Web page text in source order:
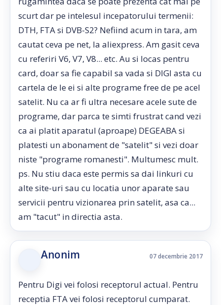
scurt dar pe intelesul incepatorului termenii:
DTH, FTA si DVB-S2? Nefiind acum in tara, am
cautat ceva pe net, la aliexpress. Am gasit ceva
cu referiri V6, V7, V8... etc. Au si locas pentru
card, doar sa fie capabil sa vada si DIGI asta cu
cartela de le ei si alte programe free de pe acel
satelit. Nu ca ar fi ultra necesare acele sute de
programe, dar parca te simti frustrat cand vezi
ca ai platit aparatul (aproape) DEGEABA si
platesti un abonament de "satelit" si vezi doar
niste "programe romanesti". Multumesc mult.
ps. Nu stiu daca este permis sa dai linkuri cu
alte site-uri sau cu locatia unor aparate sau
servicii pentru vizionarea prin satelit, asa ca...
am "tacut" in directia asta.
Anonim 07 decembrie 2017
Pentru Digi vei folosi receptorul actual. Pentru
receptia FTA vei folosi receptorul cumparat.